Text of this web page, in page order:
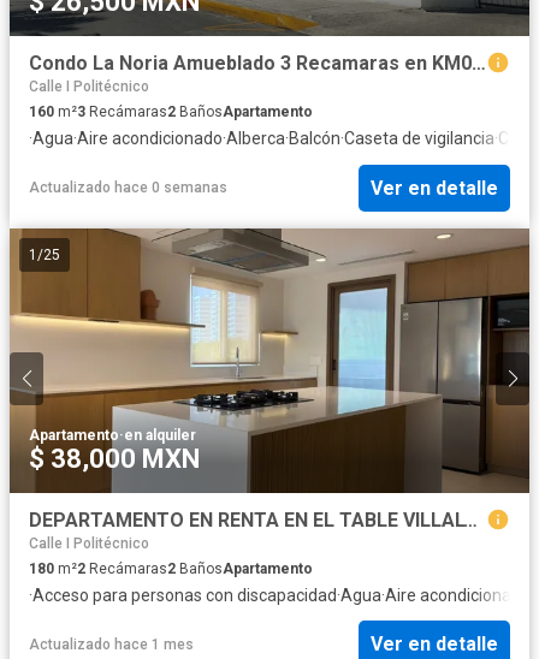
Condo La Noria Amueblado 3 Recamaras en KM0 de Zona Hotelera
Calle I Politécnico
160 m²3 Recámaras2 BañosApartamento
·Agua·Aire acondicionado·Alberca·Balcón·Caseta de vigilancia·
Actualizado hace 0 semanas Ver en detalle
1 /25
Apartamento·en alquiler
$ 38,000 MXN
DEPARTAMENTO EN RENTA EN EL TABLE VILLALTA, CANCUN Q ROO
Calle I Politécnico
180 m²2 Recámaras2 BañosApartamento
·Acceso para personas con discapacidad·Agua·Aire acondicionado
Actualizado hace 1 mes Ver en detalle